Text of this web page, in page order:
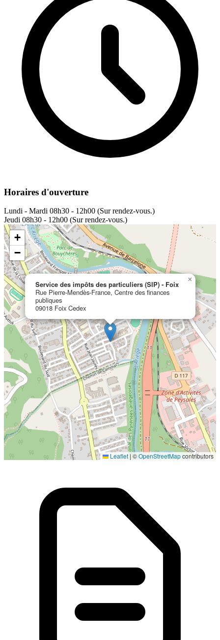
Horaires d'ouverture
Lundi - Mardi 08h30 - 12h00 (Sur rendez-vous.)
Jeudi 08h30 - 12h00 (Sur rendez-vous.)
Localisation en cours...
Service des impôts des particuliers (SIP) - Foix
Rue Pierre-Mendès-France, Centre des finances
publiques
09018 Foix Cedex
×
+
−
Leaflet|©OpenStreetMapcontributors